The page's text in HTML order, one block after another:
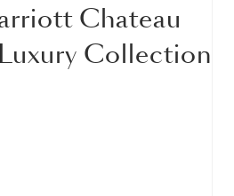
Chateau
Collection